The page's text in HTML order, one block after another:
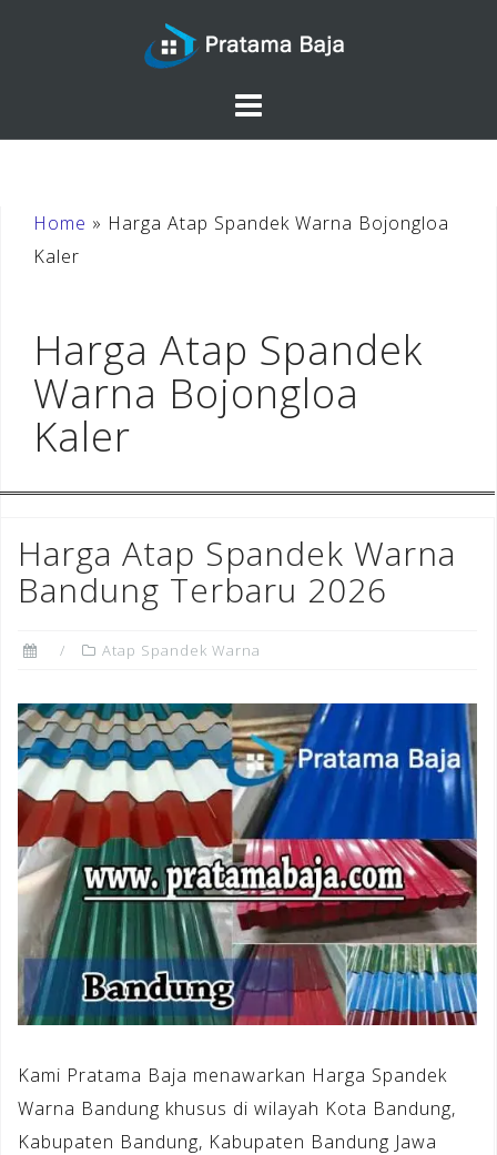
Home » Harga Atap Spandek Warna Bojongloa
Kaler
Harga Atap Spandek
Warna Bojongloa
Kaler
Harga Atap Spandek Warna
Bandung Terbaru 2026
Atap Spandek Warna
Kami Pratama Baja menawarkan Harga Spandek
Warna Bandung khusus di wilayah Kota Bandung,
Kabupaten Bandung, Kabupaten Bandung Jawa